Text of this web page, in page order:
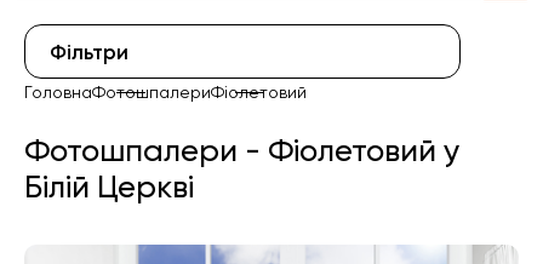
Фiльтри
ГоловнаФотошпалериФіолетовий
Фотошпалери - Фіолетовий у
Білій Церкві